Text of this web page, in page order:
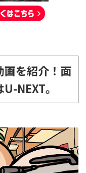
画を紹介！面
NEXT。